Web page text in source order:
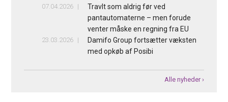
07.04.2026
Travlt som aldrig før ved
pantautomaterne – men forude
venter måske en regning fra EU
23.03.2026
Damifo Group fortsætter væksten
med opkøb af Posibi
Alle nyheder ›